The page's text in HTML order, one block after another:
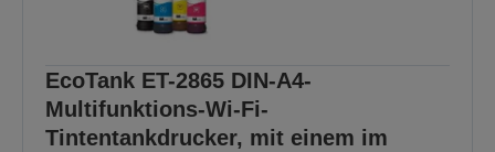
EcoTank ET-2865 DIN-A4-
Multifunktions-Wi-Fi-
Tintentankdrucker, mit einem im